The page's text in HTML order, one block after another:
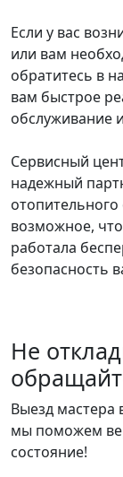
Если у вас
или вам
обратитесь в
вам быстрое
обслуживание
Сервисный
надежный
возможное,
работала
безопасность
Не
Выезд мастера
мы поможем
состояние!